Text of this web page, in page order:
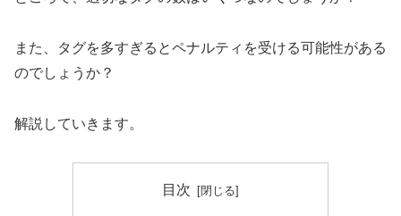
また、タグを多すぎるとペナルティを受ける可能性がある
のでしょうか？
解説していきます。
目次